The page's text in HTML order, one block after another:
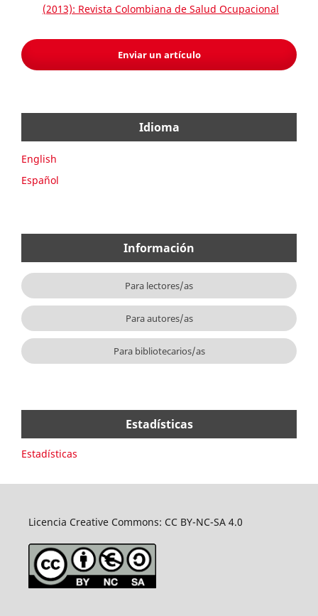
(2013): Revista Colombiana de Salud Ocupacional
Enviar un artículo
Idioma
English
Español
Información
Para lectores/as
Para autores/as
Para bibliotecarios/as
Estadísticas
Estadísticas
Licencia Creative Commons: CC BY-NC-SA 4.0